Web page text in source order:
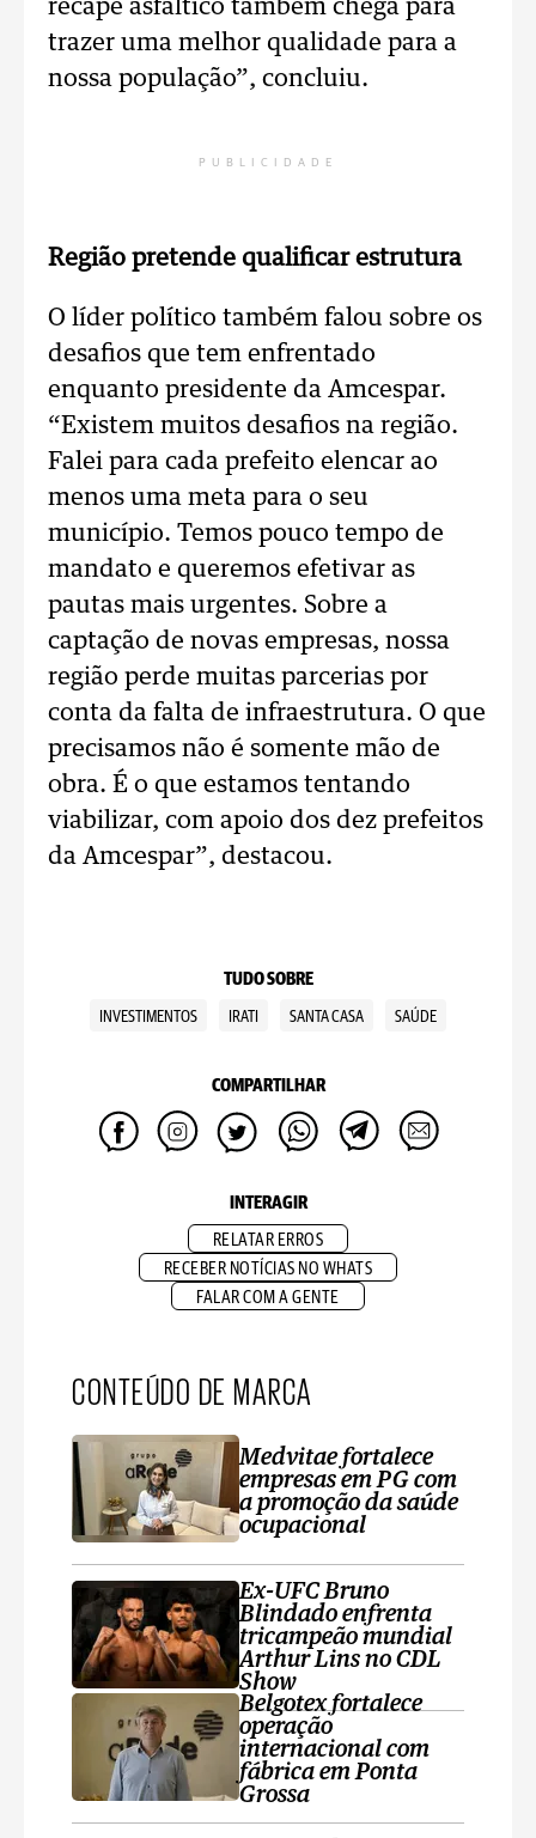
recape asfáltico também chega para
trazer uma melhor qualidade para a
nossa população”, concluiu.
PUBLICIDADE
Região pretende qualificar estrutura
O líder político também falou sobre os
desafios que tem enfrentado
enquanto presidente da Amcespar.
“Existem muitos desafios na região.
Falei para cada prefeito elencar ao
menos uma meta para o seu
município. Temos pouco tempo de
mandato e queremos efetivar as
pautas mais urgentes. Sobre a
captação de novas empresas, nossa
região perde muitas parcerias por
conta da falta de infraestrutura. O que
precisamos não é somente mão de
obra. É o que estamos tentando
viabilizar, com apoio dos dez prefeitos
da Amcespar”, destacou.
TUDO SOBRE
INVESTIMENTOS IRATI SANTA CASA SAÚDE
COMPARTILHAR
INTERAGIR
RELATAR ERROS
RECEBER NOTÍCIAS NO WHATS
FALAR COM A GENTE
CONTEÚDO DE MARCA
Medvitae fortalece
empresas em PG com
a promoção da saúde
ocupacional
Ex-UFC Bruno
Blindado enfrenta
tricampeão mundial
Arthur Lins no CDL
Show
Belgotex fortalece
operação
internacional com
fábrica em Ponta
Grossa